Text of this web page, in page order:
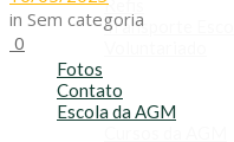
Refis
Transporte
Fotos
Contato
Escola da AGM
in Sem categoria
0